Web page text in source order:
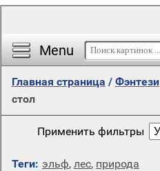
Menu
Главная страница / Фэнтези
стол
Применить фильтры
Теги: эльф, лес, природа